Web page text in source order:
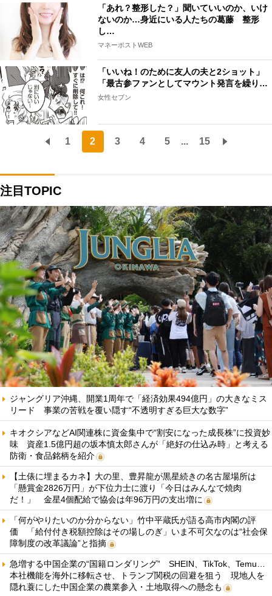
「あれ？整形した？」聞いていいのか、いけ
ないのか…身近にいる人たちの葛藤 整形
し…
マネーポストWEB
「いいね！のために友人の夫と2ショット」
「最古参ファンとしてマウント発言を繰り…
女性セブン
1 2 3 4 5 ... 15
注目TOPIC
ジャングリア沖縄、開業1周年で「経済効果494億円」の大きなミス
リード 事業の苦戦を覆い隠す“不透明すぎる巨大な数字”
キオクシアなどAI関連株に資金集中で“割安になった成長株”に投資妙
味 資産1.5億円超の坂本慎太郎さんが「絶好の仕込み時」と考える
防衛・食品銘柄を紹介
【土俵に埋まるカネ】大の里、豊昇龍が黒星続きの名古屋場所は
「懸賞金2826万円」が下位力士に渡り「今日はみんなで焼肉
だ！」 金星4個配給で協会は年96万円の支出増に
「何がやりたいのか分からない」竹中平蔵氏が語る高市内閣の評
価 「給付付き税額控除はその場しのぎ」いま不可欠なのは“社会保
障制度の改革議論”と指摘
急増する中国企業の“国籍ロンダリング” SHEIN、TikTok、Temu…
本社機能を海外に移転させ、トランプ関税の回避を狙う 現地人を
隠れ蓑にした中国企業の農業参入・土地取得への懸念も